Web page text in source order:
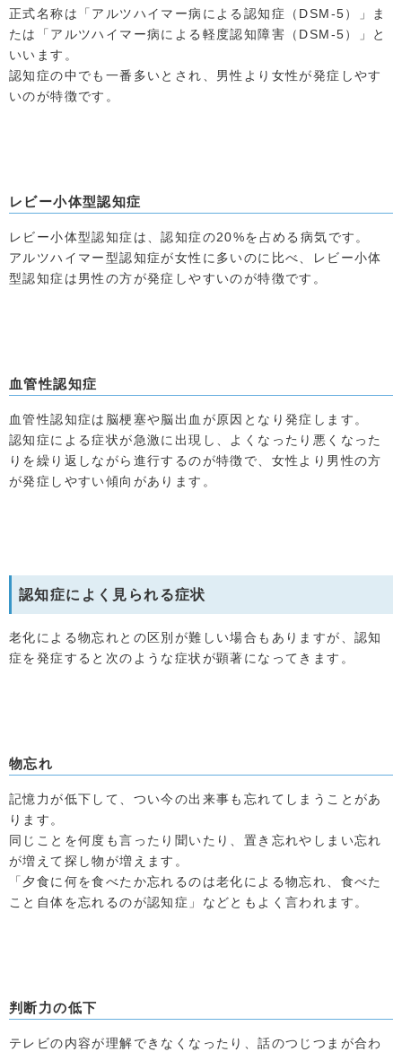
正式名称は「アルツハイマー病による認知症（DSM-5）」ま
たは「アルツハイマー病による軽度認知障害（DSM-5）」と
いいます。
認知症の中でも一番多いとされ、男性より女性が発症しやす
いのが特徴です。
レビー小体型認知症
レビー小体型認知症は、認知症の20%を占める病気です。
アルツハイマー型認知症が女性に多いのに比べ、レビー小体
型認知症は男性の方が発症しやすいのが特徴です。
血管性認知症
血管性認知症は脳梗塞や脳出血が原因となり発症します。
認知症による症状が急激に出現し、よくなったり悪くなった
りを繰り返しながら進行するのが特徴で、女性より男性の方
が発症しやすい傾向があります。
認知症によく見られる症状
老化による物忘れとの区別が難しい場合もありますが、認知
症を発症すると次のような症状が顕著になってきます。
物忘れ
記憶力が低下して、つい今の出来事も忘れてしまうことがあ
ります。
同じことを何度も言ったり聞いたり、置き忘れやしまい忘れ
が増えて探し物が増えます。
「夕食に何を食べたか忘れるのは老化による物忘れ、食べた
こと自体を忘れるのが認知症」などともよく言われます。
判断力の低下
テレビの内容が理解できなくなったり、話のつじつまが合わ